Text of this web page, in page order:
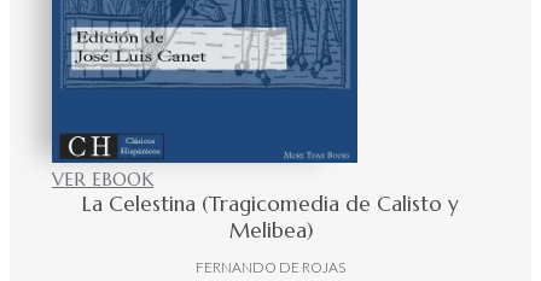
VER EBOOK
La Celestina (Tragicomedia de Calisto y
Melibea)
FERNANDO DE ROJAS